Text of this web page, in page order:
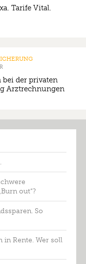
Tarife Vital.
bei der privaten
Arztrechnungen
out“?
So
in Rente. Wer soll